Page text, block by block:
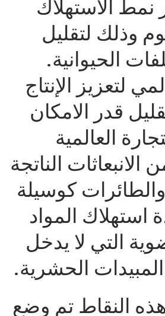
نمط الاستهلاك
وذلك لتقليل
الحيوانية.
لتعزيز الإنتاج
قدر الامكان
العالمية
الانبعاثات الناتجة
كوسيلة
استهلاك المواد
التي لا يدخل
الحشرية.
النقاط تم وضع